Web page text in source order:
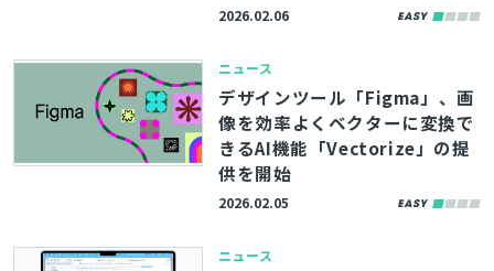
2026.02.06
ニュース
デザインツール「Figma」、画
像を効率よくベクターに変換で
きるAI機能「Vectorize」の提
供を開始
2026.02.05
ニュース